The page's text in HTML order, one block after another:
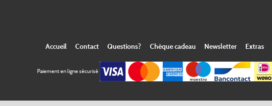
Accueil Contact Questions? Chèque cadeau Newsletter Extras
Paiement en ligne sécurisé